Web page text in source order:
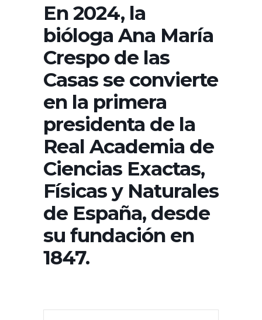
En 2024, la
bióloga Ana María
Crespo de las
Casas se convierte
en la primera
presidenta de la
Real Academia de
Ciencias Exactas,
Físicas y Naturales
de España, desde
su fundación en
1847.